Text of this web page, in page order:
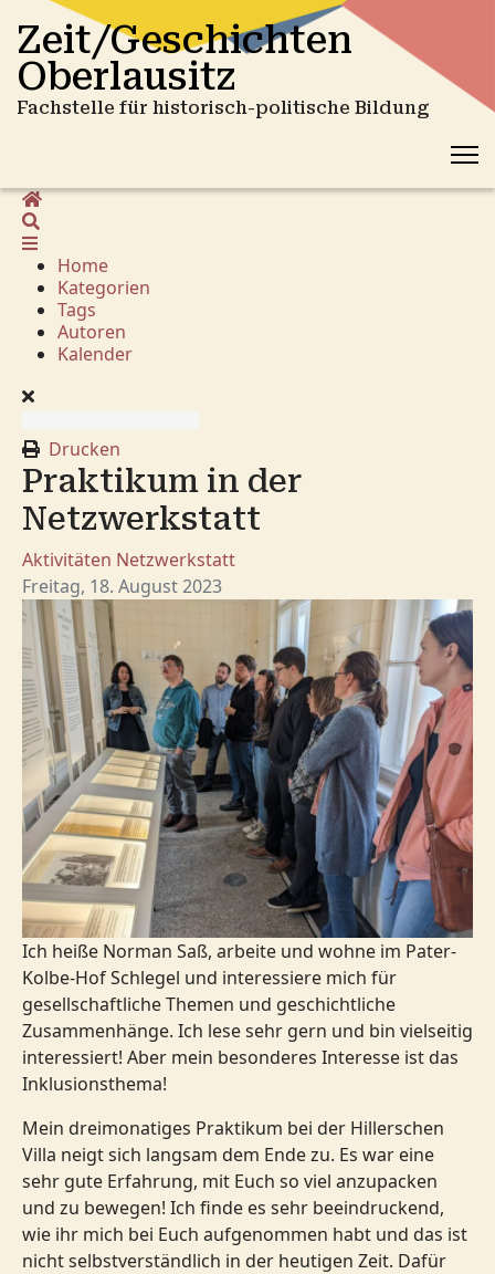
Zeit/Geschichten
Oberlausitz
Fachstelle für historisch-politische Bildung
Home
Home
Kategorien
Tags
Autoren
Kalender
Drucken
Praktikum in der
Netzwerkstatt
Aktivitäten Netzwerkstatt
Freitag, 18. August 2023
Ich heiße Norman Saß, arbeite und wohne im Pater-
Kolbe-Hof Schlegel und interessiere mich für
gesellschaftliche Themen und geschichtliche
Zusammenhänge. Ich lese sehr gern und bin vielseitig
interessiert! Aber mein besonderes Interesse ist das
Inklusionsthema!
Mein dreimonatiges Praktikum bei der Hillerschen
Villa neigt sich langsam dem Ende zu. Es war eine
sehr gute Erfahrung, mit Euch so viel anzupacken
und zu bewegen! Ich finde es sehr beeindruckend,
wie ihr mich bei Euch aufgenommen habt und das ist
nicht selbstverständlich in der heutigen Zeit. Dafür